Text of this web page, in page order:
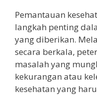
Pemantauan
langkah penting
yang diberikan.
secara berkala,
masalah yang
kekurangan atau
kesehatan yang